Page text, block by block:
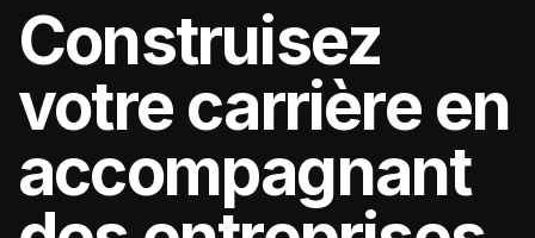
Construisez
votre carrière en
accompagnant